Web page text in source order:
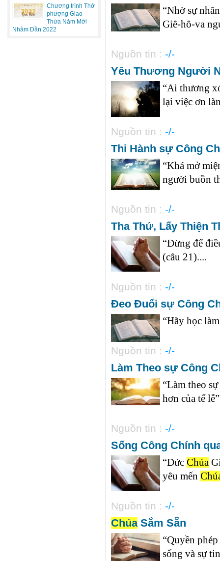
Chương trình Thờ
phượng Giao
Thừa Năm Mới
Nhâm Dần 2022
“Nhờ sự
Giê-hô-va
Nguồn tin : -/-
Yêu Thương Người
“Ai thương
lại việc ơn
Nguồn tin : -/-
Thi Hành sự Công
“Khá mở
người buồn
Nguồn tin : -/-
Tha Thứ, Lấy Thiện
“Đừng để
(câu 21)....
Nguồn tin : -/-
Đeo Đuổi sự Công
“Hãy học
Nguồn tin : -/-
Làm Theo sự Công
“Làm theo
hơn của tế
Nguồn tin : -/-
Sống Công Chính
“Đức Chúa
yêu mến
Nguồn tin : -/-
ChúaSắm Sẵn
“Quyền
sống và sự